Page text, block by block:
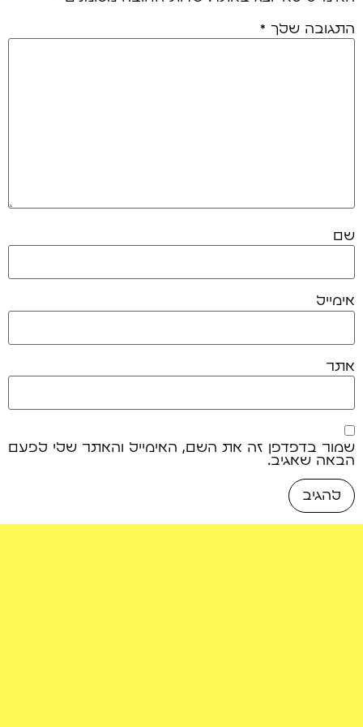
התגובה שלך *
שם
אימייל
אתר
שמור בדפדפן זה את השם, האימייל והאתר שלי לפעם
הבאה שאגיב.